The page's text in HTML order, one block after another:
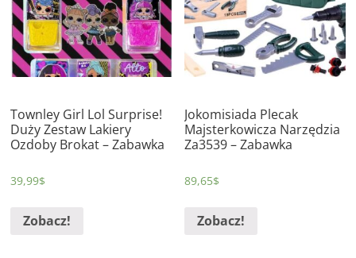
Townley Girl Lol Surprise!
Duży Zestaw Lakiery
Ozdoby Brokat – Zabawka
39,99$
Zobacz!
Jokomisiada Plecak
Majsterkowicza Narzędzia
Za3539 – Zabawka
89,65$
Zobacz!